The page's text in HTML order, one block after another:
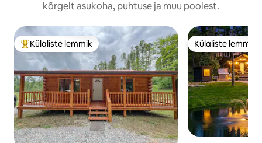
kõrgelt asukoha, puhtuse ja muu poolest.
Külaliste suur lemmik
Külaliste lemmik Külaliste lemmik
Külaliste lemmik